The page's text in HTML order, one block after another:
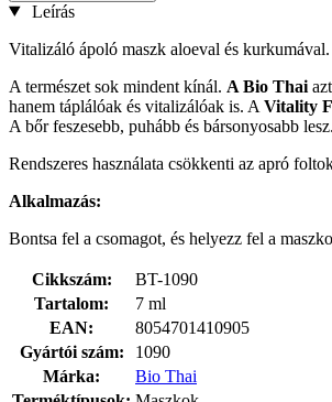
Leírás
Vitalizáló ápoló maszk aloeval és kurkumával.
A természet sok mindent kínál. A Bio Thai
hanem táplálóak és vitalizálóak is. A Vitality
A bőr feszesebb, puhább és bársonyosabb
Rendszeres használata csökkenti az apró
Alkalmazás:
Bontsa fel a csomagot, és helyezz fel a
Cikkszám:
BT-1090
Tartalom:
7 ml
EAN:
8054701410905
Gyártói szám:
1090
Márka:
Bio Thai